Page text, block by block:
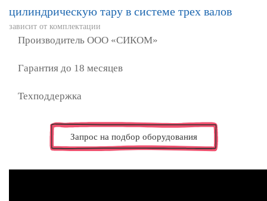
цилиндрическую тару в системе трех валов
зависит от комплектации
Производитель ООО «СИКОМ»
Гарантия до 18 месяцев
Техподдержка
Запрос на подбор оборудования